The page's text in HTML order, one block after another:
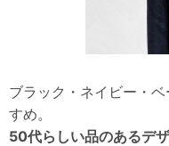
ブラック・ネイビー・
すめ。
50代らしい品のあるデ